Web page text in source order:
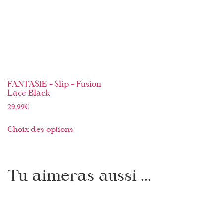
FANTASIE – Slip – Fusion
Lace Black
29,99€
Choix des options
Tu aimeras aussi ...